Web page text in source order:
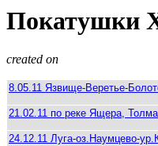
Покатушки
created on
8.05.11 Язвище-Веретье-
21.02.11 по реке Ящера,
24.12.11 Луга-оз.Наумцево-